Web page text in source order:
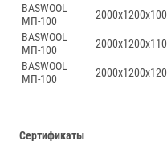
BASWOOL
МП-100
2000х1200х100
BASWOOL
МП-100
2000х1200х110
BASWOOL
МП-100
2000х1200х120
Сертификаты